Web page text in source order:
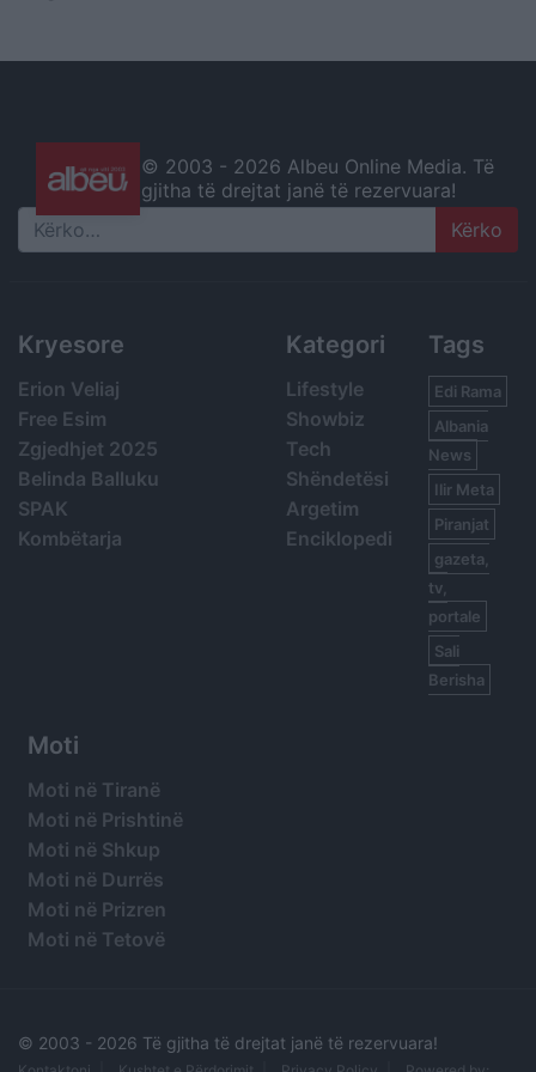
© 2003 - 2026 Albeu Online Media. Të
gjitha të drejtat janë të rezervuara!
Search
Kryesore
Erion Veliaj
Free Esim
Zgjedhjet 2025
Belinda Balluku
SPAK
Kombëtarja
Kategori
Lifestyle
Showbiz
Tech
Shëndetësi
Argetim
Enciklopedi
Tags
Edi Rama
Albania
News
Ilir Meta
Piranjat
gazeta,
tv,
portale
Sali
Berisha
Moti
Moti në Tiranë
Moti në Prishtinë
Moti në Shkup
Moti në Durrës
Moti në Prizren
Moti në Tetovë
© 2003 - 2026 Të gjitha të drejtat janë të rezervuara!